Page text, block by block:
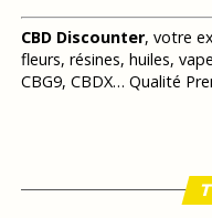
CBD Discounter, votre
fleurs, résines, huiles,
CBG9, CBDX… Qualité